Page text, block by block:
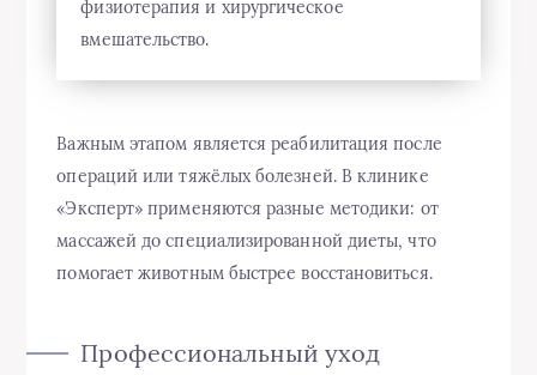
физиотерапия и хирургическое
вмешательство.
Важным этапом является реабилитация после
операций или тяжёлых болезней. В клинике
«Эксперт» применяются разные методики: от
массажей до специализированной диеты, что
помогает животным быстрее восстановиться.
Профессиональный уход